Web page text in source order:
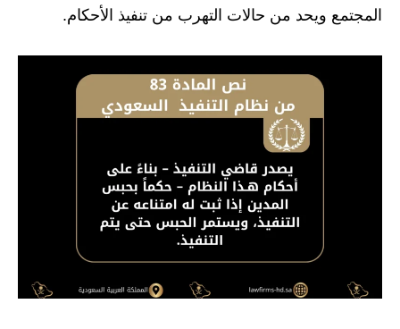
المجتمع ويحد من حالات التهرب من تنفيذ الأحكام.